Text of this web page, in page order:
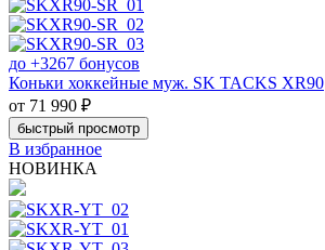
до +3267 бонусов
Коньки хоккейные муж. SK TACKS XR90
от 71 990 ₽
быстрый просмотр
В избранное
НОВИНКА